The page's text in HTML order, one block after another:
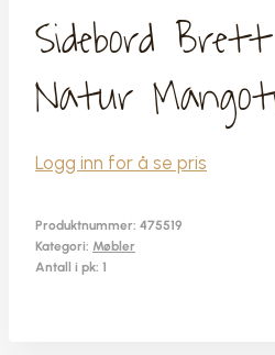
Sidebord
Natur
Logg inn for å se pris
Produktnummer: 475519
Kategori: Møbler
Antall i pk: 1